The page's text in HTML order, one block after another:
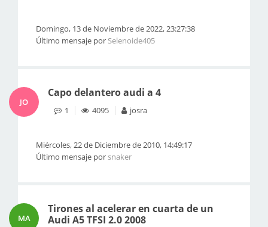
Domingo, 13 de Noviembre de 2022, 23:27:38
Último mensaje por Selenoide405
JO
Capo delantero audi a 4
1 4095 josra
Miércoles, 22 de Diciembre de 2010, 14:49:17
Último mensaje porsnaker
MA
Tirones al acelerar en cuarta de un
Audi A5 TFSI 2.0 2008